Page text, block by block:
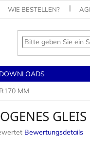
WIE BESTELLEN?
DOWNLOADS
MM
Bewertungsdetails